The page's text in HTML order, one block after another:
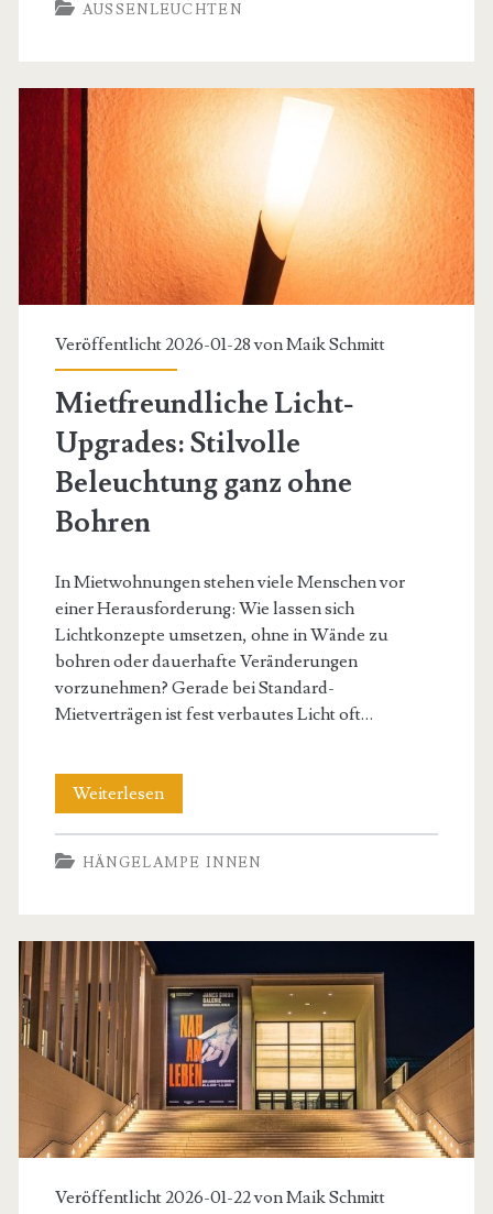
bunter
AUSSENLEUCHTEN
Veröffentlicht 2026-01-28 vonMaik Schmitt
Mietfreundliche Licht-
Upgrades: Stilvolle
Beleuchtung ganz ohne
Bohren
In Mietwohnungen stehen viele Menschen vor
einer Herausforderung: Wie lassen sich
Lichtkonzepte umsetzen, ohne in Wände zu
bohren oder dauerhafte Veränderungen
vorzunehmen? Gerade bei Standard-
Mietverträgen ist fest verbautes Licht oft…
WeiterlesenMietfreundliche
Licht-
Upgrades:
ganz
ohne
Bohren
HÄNGELAMPE INNEN
Veröffentlicht 2026-01-22 vonMaik Schmitt